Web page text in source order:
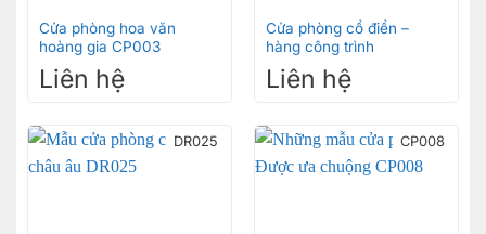
Cửa phòng hoa văn
hoàng gia CP003
Liên hệ
Cửa phòng cổ điển –
hàng công trình
Liên hệ
DR025 CP008